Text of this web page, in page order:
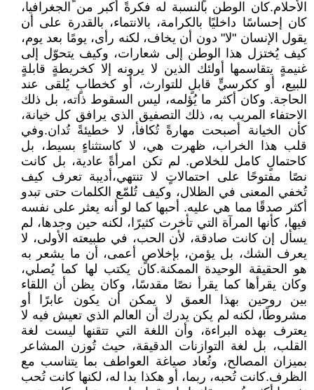
الأحلام.كان الوطن بالنسبة له فكرةً أكبر من الجغرافيا،
كان إحساسًا داخليًا بالكرامة، بالانتماء، بالقدرة على أن
يقول الإنسان "لا" دون أن يخاف، لكنه رأى، يومًا بعد يوم،
كيف يُختزل هذا الوطن إلى شعارات، وكيف يتحوّل إلى
غنيمةٍ يتقاسمها أولئك الذين لا يرونه إلا كخريطةٍ قابلةٍ
للبيع، أو ككرسيٍّ قابلٍ للتوارث، أو كخطابٍ يُلقى عند
الحاجة. وكان أكثر ما يُؤلمه، ليس السقوط ذاته، بل ذلك
الاحتفاء المريب به، ذلك التصفيق الذي يرافق كل خيانة،
كأن الخيانة أصبحت مهارةً تُكافأ، لا خطيئةً تُدان.وفي
قلب هذا الخراب، ظهرت هي، لا كاستثناءٍ بسيط، بل
كاحتمالٍ كامل للخلاص. لم تكن امرأةً عادية، بل كانت
نصًا مفتوحًا على احتمالاتٍ لا تنتهي،أديبة تعرف كيف
تُخفي المعنى في الظلال، وكيف تُلمّع الكلمات حتى تبدو
أكثر صدقًا مما هي عليه. أحبها كما لو أنه يعثر على نفسه
فيها، كأنها المرآة التي تأخرت كثيرًا، لكنه حين وجدها، لم
يسأل إن كانت صادقة، لأن الحب، في طبيعته الأولى، لا
يعرف الشك، بل يؤمن، بإخلاصٍ أعمى، أن ما يشعر به
هو الحقيقة الوحيدة الممكنة.كان يكتب لها كما يُصلي،
وكان يقرأها كما يقرأ نصًا مقدسًا، وكان يظن أن اللقاء
بين روحين بهذا العمق لا يمكن أن يكون عابرًا أو
مشروطًا، لكنه لم يكن يدرك أن العالم الذي تعيش فيه لا
يعترف بهذه البراءة، وأن اللغة التي تتقنها ليست لغة
القلب، بل لغة التوازنات الدقيقة، حيث تُوزن المشاعر
بميزان المصالح، وتُعاد صياغة العواطف بما يتناسب مع
الظرف.كانت تُحبه، ربما، أو هكذا بدا له، لكنها كانت تُحب